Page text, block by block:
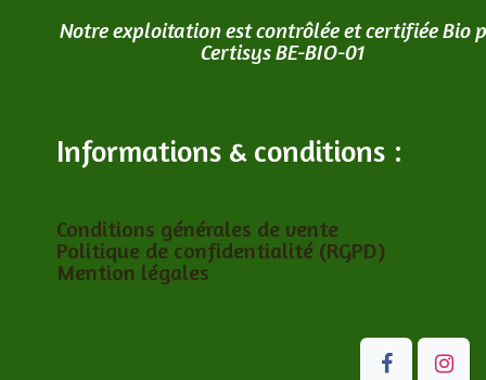
Notre exploitation est contrôlée et certifiée Bio
Certisys BE-BIO-01
Informations & conditions :
Conditions générales de vente
Politique de confidentialité (RGPD)
Mention légales